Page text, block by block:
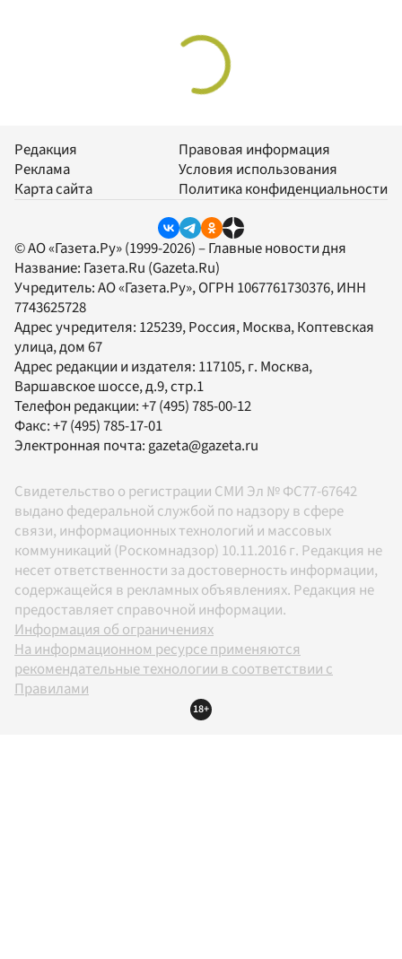
Редакция
Реклама
Карта сайта
Правовая информация
Условия использования
Политика конфиденциальности
© АО «Газета.Ру» (1999-2026) – Главные новости дня
Название: Газета.Ru (Gazeta.Ru)
Учредитель:АО «Газета.Ру», ОГРН 1067761730376, ИНН
7743625728
Адрес учредителя: 125239, Россия, Москва, Коптевская
улица, дом 67
Адрес редакции и издателя: 117105, г. Москва,
Варшавское шоссе, д.9, стр.1
Телефон редакции:+7 (495) 785-00-12
Факс:+7 (495) 785-17-01
Электронная почта:gazeta@gazeta.ru
Свидетельство о регистрации СМИ Эл № ФС77-67642
выдано федеральной службой по надзору в сфере
связи, информационных технологий и массовых
коммуникаций (Роскомнадзор) 10.11.2016 г. Редакция не
несет ответственности за достоверность информации,
содержащейся в рекламных объявлениях. Редакция не
предоставляет справочной информации.
Информация об ограничениях
На информационном ресурсе применяются
рекомендательные технологии в соответствии с
Правилами
18+